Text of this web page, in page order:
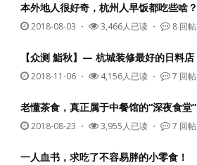
本外地人很好奇，杭州人早饭都吃些啥？
2018-08-03 ・ 3,466人已读 ・ 8 回帖
【众测 鮨秋】— 杭城装修最好的日料店
2018-11-06 ・ 4,156人已读 ・ 7 回帖
老懂茶食，真正属于中餐馆的“深夜食堂”
2018-08-23 ・ 3,955人已读 ・ 7 回帖
一人血书，求吃了不容易胖的小零食！